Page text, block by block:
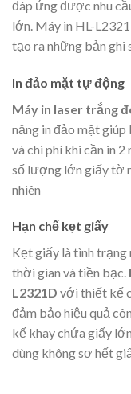
đáp ứng được nhu
lớn. Máy in HL-
tạo ra những bản
In đảo mặt tự động
Máy in laser trắng
năng in đảo mặt
và chi phí khi cần in
số lượng lớn giấy tờ
nhiên
Hạn chế kẹt giấy
Kẹt giấy là tình trạng
thời gian và tiền bạc.
L2321D với thiết kế
đảm bảo hiệu quả
kế khay chứa giấy
dùng không sợ hết